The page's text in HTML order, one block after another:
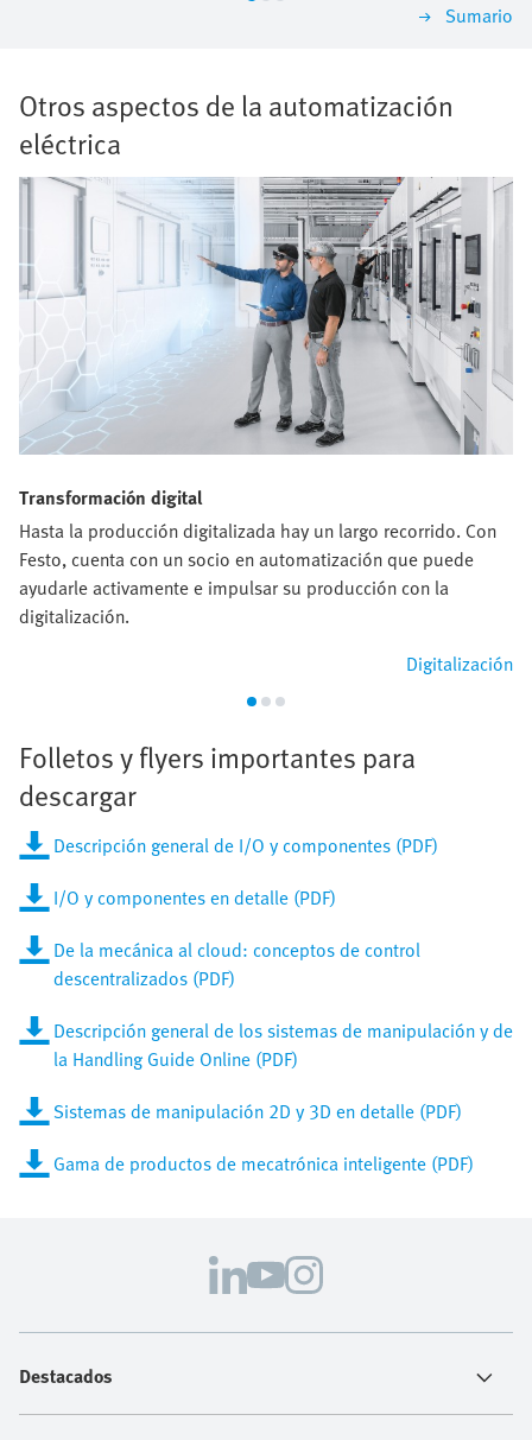
Sumario
Otros aspectos de la automatización
eléctrica
Transformación digital
Hasta la producción digitalizada hay un largo recorrido. Con
Festo, cuenta con un socio en automatización que puede
ayudarle activamente e impulsar su producción con la
digitalización.
Digitalización
Folletos y flyers importantes para
descargar
Descripción general de I/O y componentes (PDF)
I/O y componentes en detalle (PDF)
De la mecánica al cloud: conceptos de control
descentralizados (PDF)
Descripción general de los sistemas de manipulación y de
la Handling Guide Online (PDF)
Sistemas de manipulación 2D y 3D en detalle (PDF)
Gama de productos de mecatrónica inteligente (PDF)
Destacados